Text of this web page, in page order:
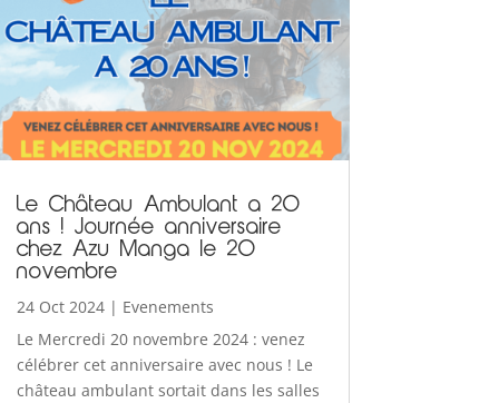
Le Château Ambulant a 20
ans ! Journée anniversaire
chez Azu Manga le 20
novembre
24 Oct 2024| Evenements
Le Mercredi 20 novembre 2024 : venez
célébrer cet anniversaire avec nous ! Le
château ambulant sortait dans les salles